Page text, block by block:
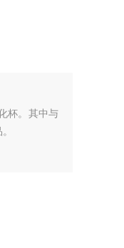
杯。其中与